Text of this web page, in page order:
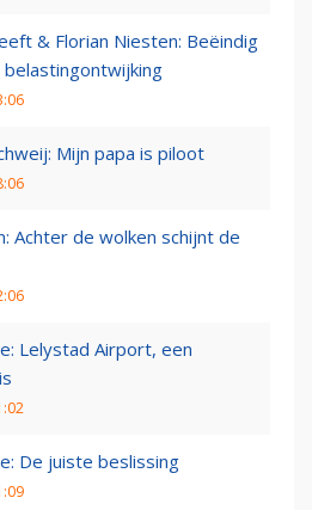
& Florian Niesten: Beëindig
Mijn papa is piloot
Achter de wolken schijnt de
Lelystad Airport, een
De juiste beslissing